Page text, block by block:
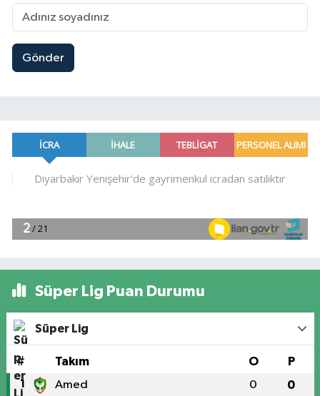
Gönder
Süper Lig Puan Durumu
Süper Lig
# Takım O P
1 Amed 0 0